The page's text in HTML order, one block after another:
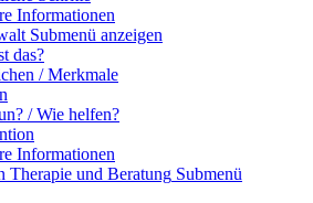
Informationen
Submenü anzeigen
das?
/ Merkmale
/ Wie helfen?
Informationen
Therapie und Beratung Submenü